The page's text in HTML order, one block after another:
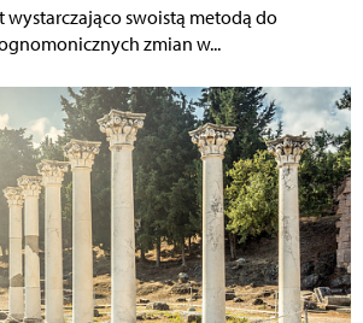
wystarczająco swoistą metodą do
zmian w...